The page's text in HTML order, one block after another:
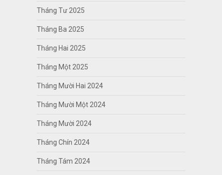
Tháng Tư 2025
Tháng Ba 2025
Tháng Hai 2025
Tháng Một 2025
Tháng Mười Hai 2024
Tháng Mười Một 2024
Tháng Mười 2024
Tháng Chín 2024
Tháng Tám 2024